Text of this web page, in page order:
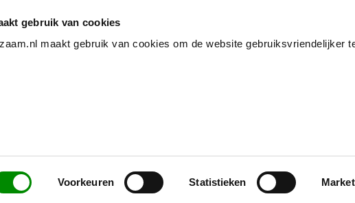
gebruik van cookies
maakt gebruik van cookies om de website gebruiksvriendelijker
Voorkeuren Statistieken
Aanmelden nieuwsbrief
Toegankelijkheid